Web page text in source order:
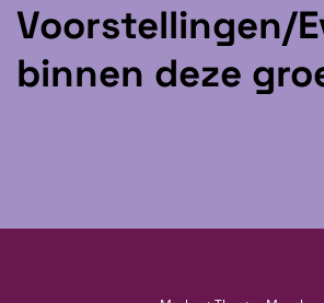
Voorstellingen/
binnen deze